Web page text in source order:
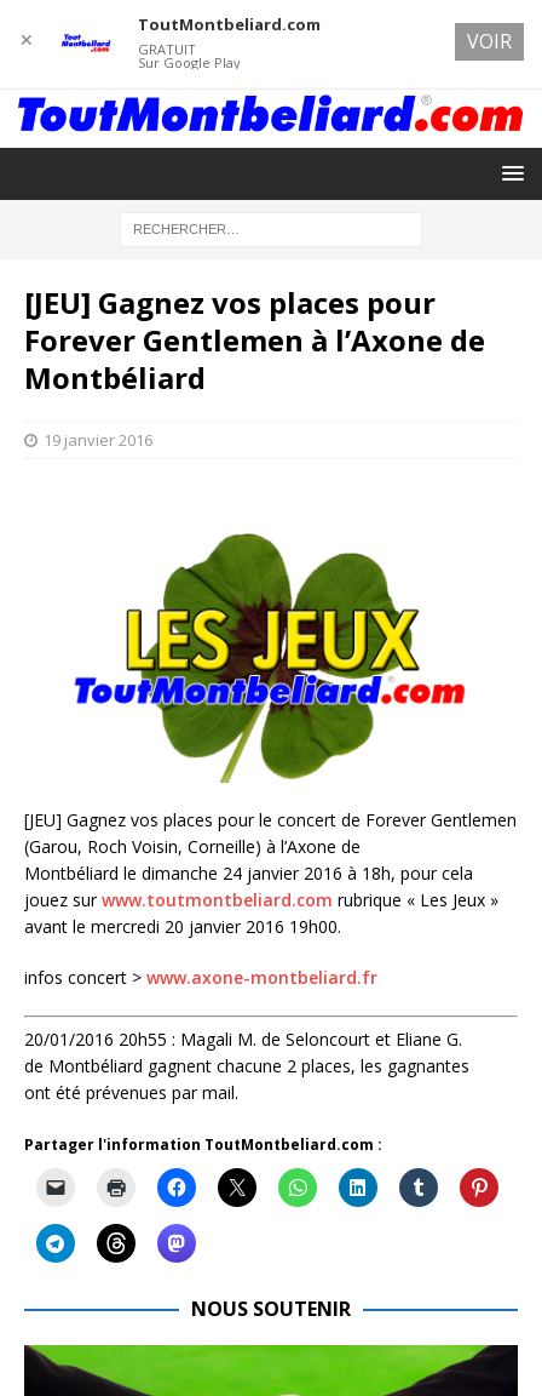
[JEU] Gagnez vos places pour
Forever Gentlemen à l’Axone de
Montbéliard
19 janvier 2016
[JEU] Gagnez vos places pour le concert de Forever Gentlemen
(Garou, Roch Voisin, Corneille) à l’Axone de
Montbéliard le dimanche 24 janvier 2016 à 18h, pour cela
jouez surwww.toutmontbeliard.com rubrique « Les Jeux »
avant le mercredi 20 janvier 2016 19h00.
infos concert > www.axone-montbeliard.fr
20/01/2016 20h55 : Magali M. de Seloncourt et Eliane G.
de Montbéliard gagnent chacune 2 places, les gagnantes
ont été prévenues par mail.
Partager l'information ToutMontbeliard.com :
NOUS SOUTENIR
✕
ToutMontbeliard.com
GRATUIT
Sur Google Play
VOIR